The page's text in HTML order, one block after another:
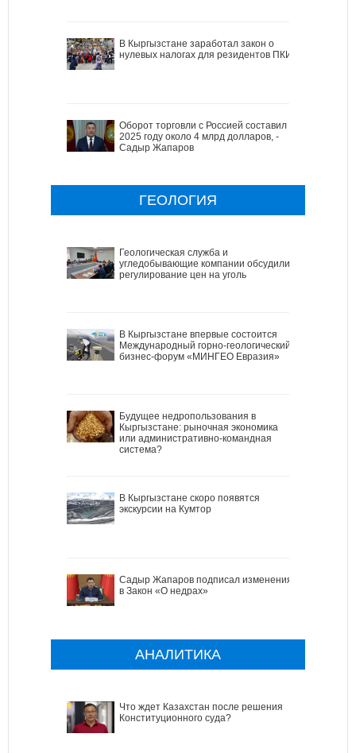
В Кыргызстане заработал закон о
нулевых налогах для резидентов ПКИ
Оборот торговли с Россией составил в
2025 году около 4 млрд долларов, -
Садыр Жапаров
ГЕОЛОГИЯ
Геологическая служба и
угледобывающие компании обсудили
регулирование цен на уголь
В Кыргызстане впервые состоится
Международный горно-геологический
бизнес-форум «МИНГЕО Евразия»
Будущее недропользования в
Кыргызстане: рыночная экономика
или административно-командная
система?
В Кыргызстане скоро появятся
экскурсии на Кумтор
Садыр Жапаров подписал изменения
в Закон «О недрах»
АНАЛИТИКА
Что ждет Казахстан после решения
Конституционного суда?